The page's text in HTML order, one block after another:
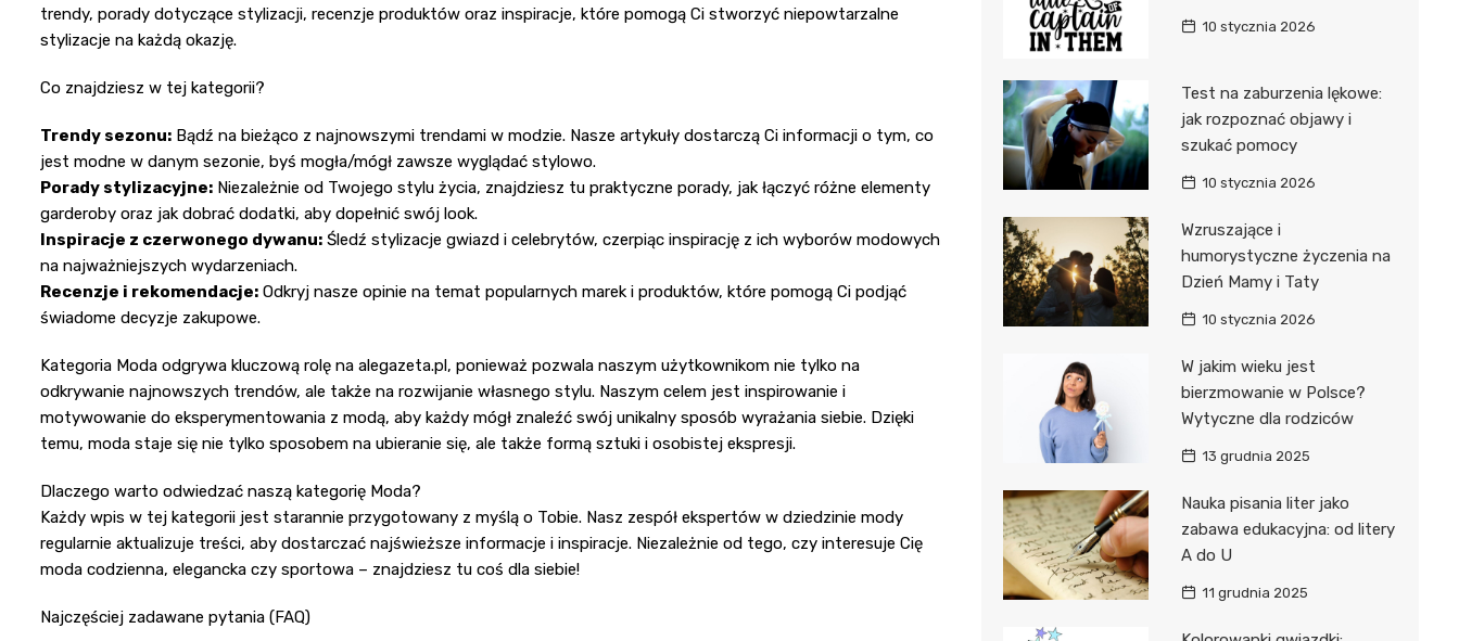
trendy, porady dotyczące stylizacji, recenzje produktów oraz inspiracje, które pomogą Ci stworzyć niepowtarzalne
stylizacje na każdą okazję.
Co znajdziesz w tej kategorii?
Trendy sezonu: Bądź na bieżąco z najnowszymi trendami w modzie. Nasze artykuły dostarczą Ci informacji o tym, co
jest modne w danym sezonie, byś mogła/mógł zawsze wyglądać stylowo.
Porady stylizacyjne: Niezależnie od Twojego stylu życia, znajdziesz tu praktyczne porady, jak łączyć różne elementy
garderoby oraz jak dobrać dodatki, aby dopełnić swój look.
Inspiracje z czerwonego dywanu: Śledź stylizacje gwiazd i celebrytów, czerpiąc inspirację z ich wyborów modowych
na najważniejszych wydarzeniach.
Recenzje i rekomendacje: Odkryj nasze opinie na temat popularnych marek i produktów, które pomogą Ci podjąć
świadome decyzje zakupowe.
Kategoria Moda odgrywa kluczową rolę na alegazeta.pl, ponieważ pozwala naszym użytkownikom nie tylko na
odkrywanie najnowszych trendów, ale także na rozwijanie własnego stylu. Naszym celem jest inspirowanie i
motywowanie do eksperymentowania z modą, aby każdy mógł znaleźć swój unikalny sposób wyrażania siebie. Dzięki
temu, moda staje się nie tylko sposobem na ubieranie się, ale także formą sztuki i osobistej ekspresji.
Dlaczego warto odwiedzać naszą kategorię Moda?
Każdy wpis w tej kategorii jest starannie przygotowany z myślą o Tobie. Nasz zespół ekspertów w dziedzinie mody
regularnie aktualizuje treści, aby dostarczać najświeższe informacje i inspiracje. Niezależnie od tego, czy interesuje Cię
moda codzienna, elegancka czy sportowa – znajdziesz tu coś dla siebie!
Najczęściej zadawane pytania (FAQ)
10 stycznia 2026
Test na zaburzenia lękowe:
jak rozpoznać objawy i
szukać pomocy
10 stycznia 2026
Wzruszające i
humorystyczne życzenia na
Dzień Mamy i Taty
10 stycznia 2026
W jakim wieku jest
bierzmowanie w Polsce?
Wytyczne dla rodziców
13 grudnia 2025
Nauka pisania liter jako
zabawa edukacyjna: od litery
A do U
11 grudnia 2025